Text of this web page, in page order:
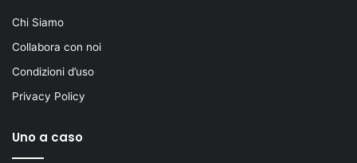
Chi Siamo
Collabora con noi
Condizioni d’uso
Privacy Policy
Uno a caso